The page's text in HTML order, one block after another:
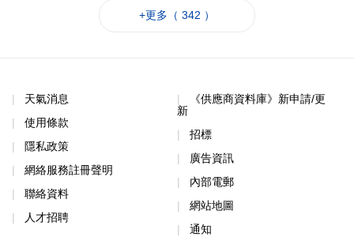
+更多（ 342 ）
天氣消息
使用條款
隱私政策
網絡服務註冊聲明
聯絡資料
人才招聘
《供應商資料庫》新申請/更
新
招標
廣告資訊
內部電郵
網站地圖
通知